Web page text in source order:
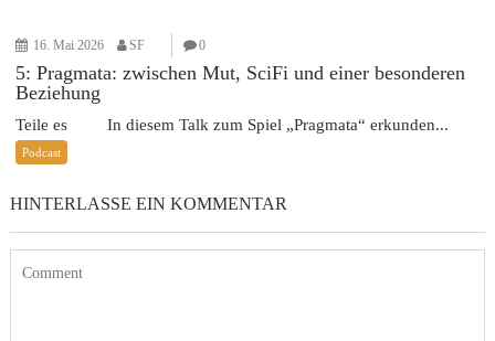
16. Mai 2026 SF 0
5: Pragmata: zwischen Mut, SciFi und einer besonderen
Beziehung
Teile es In diesem Talk zum Spiel „Pragmata“ erkunden...
Podcast
HINTERLASSE EIN KOMMENTAR